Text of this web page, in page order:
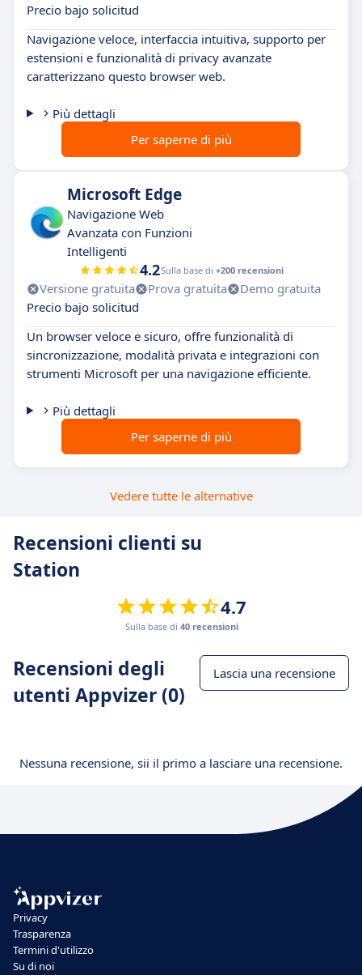
Precio bajo solicitud
Navigazione veloce, interfaccia intuitiva, supporto per
estensioni e funzionalità di privacy avanzate
caratterizzano questo browser web.
Più dettagli
Per saperne di più
Microsoft Edge
Navigazione Web
Avanzata con Funzioni
Intelligenti
4.2Sulla base di +200 recensioni
Versione gratuita Prova gratuita
Demo gratuita
Precio bajo solicitud
Un browser veloce e sicuro, offre funzionalità di
sincronizzazione, modalità privata e integrazioni con
strumenti Microsoft per una navigazione efficiente.
Più dettagli
Per saperne di più
Vedere tutte le alternative
Recensioni clienti su
Station
4.7
Sulla base di 40 recensioni
Recensioni degli
utenti Appvizer (0)
Lascia una recensione
Nessuna recensione, sii il primo a lasciare una recensione.
Privacy
Trasparenza
Termini d'utilizzo
Su di noi